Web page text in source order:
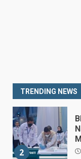
TRENDING NEWS
2
3